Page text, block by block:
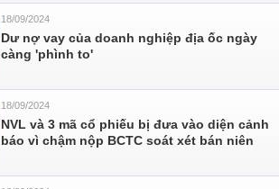
18/09/2024
Dư nợ vay của doanh nghiệp địa ốc ngày
càng 'phình to'
18/09/2024
NVL và 3 mã cổ phiếu bị đưa vào diện cảnh
báo vì chậm nộp BCTC soát xét bán niên